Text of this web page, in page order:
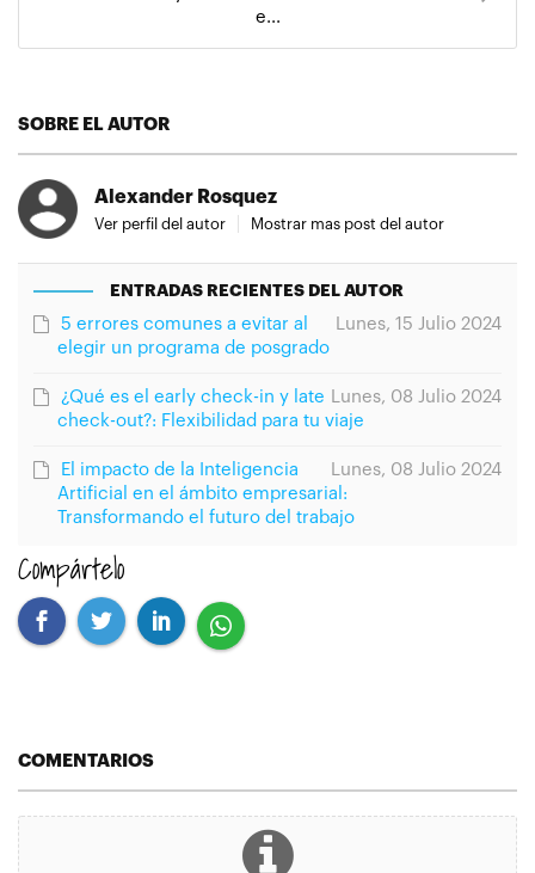
e...
SOBRE EL AUTOR
Alexander Rosquez
Ver perfil del autor Mostrar mas post del autor
ENTRADAS RECIENTES DEL AUTOR
Lunes, 15 Julio 2024
5 errores comunes a evitar al
elegir un programa de posgrado
Lunes, 08 Julio 2024
¿Qué es el early check-in y late
check-out?: Flexibilidad para tu viaje
Lunes, 08 Julio 2024
El impacto de la Inteligencia
Artificial en el ámbito empresarial:
Transformando el futuro del trabajo
Compártelo
COMENTARIOS